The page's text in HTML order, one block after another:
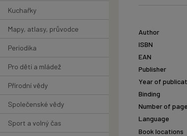
Kuchařky
Mapy, atlasy, průvodce
Periodika
Pro děti a mládež
Přírodní vědy
Společenské vědy
Sport a volný čas
Author
ISBN
EAN
Publisher
Year of
Binding
Number of
Language
Book locations